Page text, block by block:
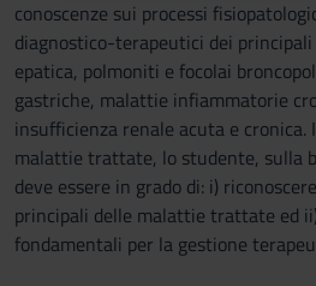
conoscenze sui processi
diagnostico-terapeutici dei
epatica, polmoniti e focolai
gastriche, malattie infiammatorie
insufficienza renale acuta e
malattie trattate, lo studente, sulla
deve essere in grado di: i)
principali delle malattie trattate ed
fondamentali per la gestione